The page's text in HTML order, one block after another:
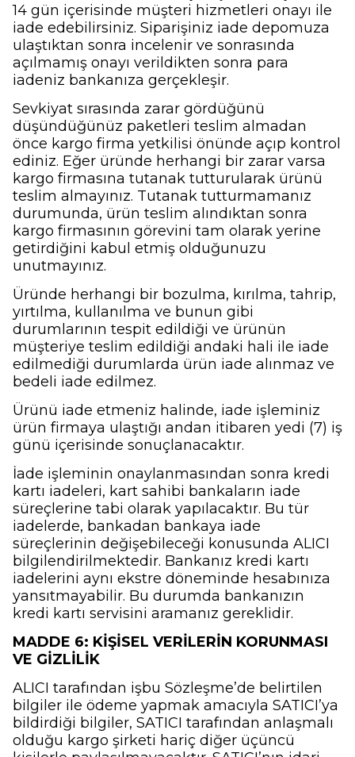
14 gün içerisinde müşteri hizmetleri onayı ile
iade edebilirsiniz. Siparişiniz iade depomuza
ulaştıktan sonra incelenir ve sonrasında
açılmamış onayı verildikten sonra para
iadeniz bankanıza gerçekleşir.
Sevkiyat sırasında zarar gördüğünü
düşündüğünüz paketleri teslim almadan
önce kargo firma yetkilisi önünde açıp kontrol
ediniz. Eğer üründe herhangi bir zarar varsa
kargo firmasına tutanak tutturularak ürünü
teslim almayınız. Tutanak tutturmamanız
durumunda, ürün teslim alındıktan sonra
kargo firmasının görevini tam olarak yerine
getirdiğini kabul etmiş olduğunuzu
unutmayınız.
Üründe herhangi bir bozulma, kırılma, tahrip,
yırtılma, kullanılma ve bunun gibi
durumlarının tespit edildiği ve ürünün
müşteriye teslim edildiği andaki hali ile iade
edilmediği durumlarda ürün iade alınmaz ve
bedeli iade edilmez.
Ürünü iade etmeniz halinde, iade işleminiz
ürün firmaya ulaştığı andan itibaren yedi (7) iş
günü içerisinde sonuçlanacaktır.
İade işleminin onaylanmasından sonra kredi
kartı iadeleri, kart sahibi bankaların iade
süreçlerine tabi olarak yapılacaktır. Bu tür
iadelerde, bankadan bankaya iade
süreçlerinin değişebileceği konusunda ALICI
bilgilendirilmektedir. Bankanız kredi kartı
iadelerini aynı ekstre döneminde hesabınıza
yansıtmayabilir. Bu durumda bankanızın
kredi kartı servisini aramanız gereklidir.
MADDE 6: KİŞİSEL VERİLERİN KORUNMASI
VE GİZLİLİK
ALICI tarafından işbu Sözleşme’de belirtilen
bilgiler ile ödeme yapmak amacıyla SATICI’ya
bildirdiği bilgiler, SATICI tarafından anlaşmalı
olduğu kargo şirketi hariç diğer üçüncü